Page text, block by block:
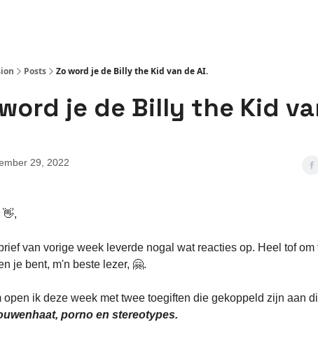
Posts Zo word je de Billy the Kid van de AI.
je de Billy the Kid
29, 2022
👋,
van vorige week leverde nogal wat reacties op. Heel tof om
je bent, m'n beste lezer, 🤗.
open ik deze week met twee toegiften die gekoppeld zijn aan
porno en stereotypes.